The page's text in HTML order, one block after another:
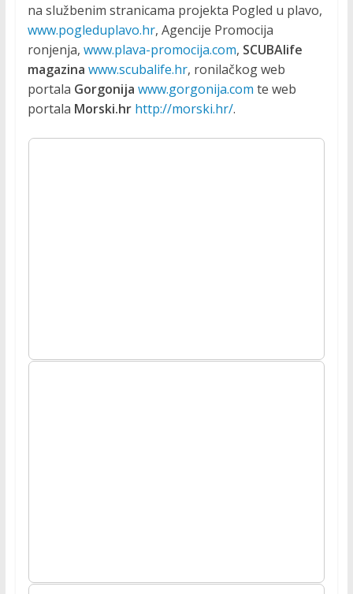
na službenim stranicama projekta Pogled u plavo,
www.pogleduplavo.hr, Agencije Promocija
ronjenja, www.plava-promocija.com, SCUBAlife
magazina www.scubalife.hr, ronilačkog web
portala Gorgonija www.gorgonija.com te web
portala Morski.hr http://morski.hr/.